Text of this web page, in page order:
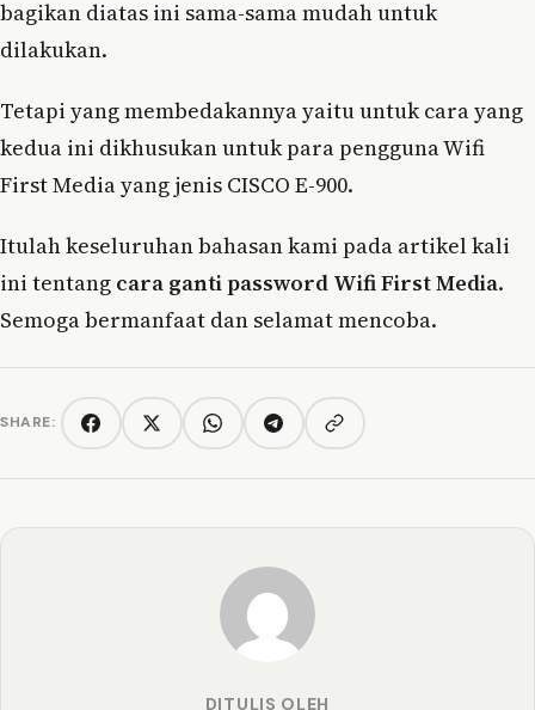
bagikan diatas ini sama-sama mudah untuk
dilakukan.
Tetapi yang membedakannya yaitu untuk cara yang
kedua ini dikhusukan untuk para pengguna Wifi
First Media yang jenis CISCO E-900.
Itulah keseluruhan bahasan kami pada artikel kali
ini tentang cara ganti password Wifi First Media.
Semoga bermanfaat dan selamat mencoba.
SHARE: FacebookTwitter/XWhatsAppTelegramCopy link
DITULIS OLEH